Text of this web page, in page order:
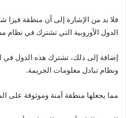
فلا بد من الإشارة إلى أن منطقة
الدول الأوروبية التي تشترك في
إضافة إلى ذلك، تشترك هذه الدول في
ونظام تبادل معلومات الجريمة.
مما يجعلها منطقة آمنة وموثوقة على